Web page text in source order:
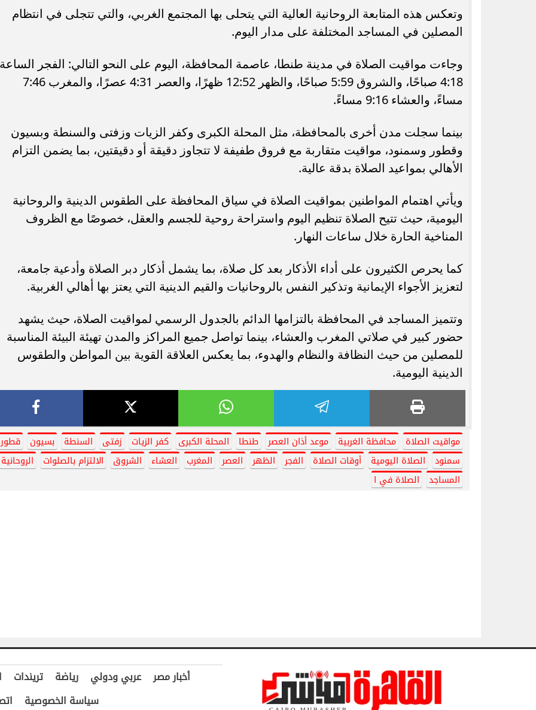
وتعكس هذه المتابعة الروحانية العالية التي يتحلى بها المجتمع الغربي، والتي تتجلى في انتظام
المصلين في المساجد المختلفة على مدار اليوم.
وجاءت مواقيت الصلاة في مدينة طنطا، عاصمة المحافظة، اليوم على النحو التالي: الفجر الساعة
4:18 صباحًا، والشروق 5:59 صباحًا، والظهر 12:52 ظهرًا، والعصر 4:31 عصرًا، والمغرب 7:46
مساءً، والعشاء 9:16 مساءً.
بينما سجلت مدن أخرى بالمحافظة، مثل المحلة الكبرى وكفر الزيات وزفتى والسنطة وبسيون
وقطور وسمنود، مواقيت متقاربة مع فروق طفيفة لا تتجاوز دقيقة أو دقيقتين، بما يضمن التزام
الأهالي بمواعيد الصلاة بدقة عالية.
ويأتي اهتمام المواطنين بمواقيت الصلاة في سياق المحافظة على الطقوس الدينية والروحانية
اليومية، حيث تتيح الصلاة تنظيم اليوم واستراحة روحية للجسم والعقل، خصوصًا مع الظروف
المناخية الحارة خلال ساعات النهار.
كما يحرص الكثيرون على أداء الأذكار بعد كل صلاة، بما يشمل أذكار دبر الصلاة وأدعية جامعة،
لتعزيز الأجواء الإيمانية وتذكير النفس بالروحانيات والقيم الدينية التي يعتز بها أهالي الغربية.
وتتميز المساجد في المحافظة بالتزامها الدائم بالجدول الرسمي لمواقيت الصلاة، حيث يشهد
حضور كبير في صلاتي المغرب والعشاء، بينما تواصل جميع المراكز والمدن تهيئة البيئة المناسبة
للمصلين من حيث النظافة والنظام والهدوء، بما يعكس العلاقة القوية بين المواطن والطقوس
الدينية اليومية.
مواقيت الصلاة محافظة الغربية موعد أذان العصر طنطا المحلة الكبرى كفر الزيات زفتى السنطة بسيون
قطور
سمنود
الصلاة اليومية أوقات الصلاة الفجر الظهر العصر المغرب العشاء الشروق الالتزام بالصلوات
الروحانية
المساجد
الصلاة في ا
أخبار مصر عربي ودولي رياضة تريندات
سياسة الخصوصية